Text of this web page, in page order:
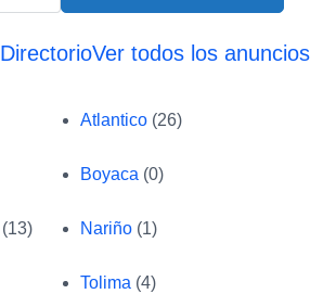
DirectorioVer todos los anuncios
Atlantico (26)
Boyaca (0)
(13) Nariño (1)
Tolima (4)